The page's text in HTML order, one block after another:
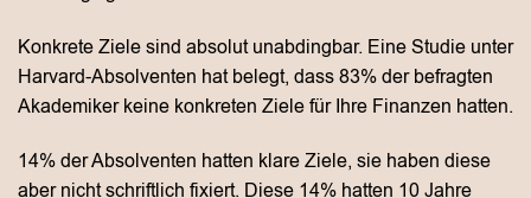
Konkrete Ziele sind absolut unabdingbar. Eine Studie unter
Harvard-Absolventen hat belegt, dass 83% der befragten
Akademiker keine konkreten Ziele für Ihre Finanzen hatten.
14% der Absolventen hatten klare Ziele, sie haben diese
aber nicht schriftlich fixiert. Diese 14% hatten 10 Jahre